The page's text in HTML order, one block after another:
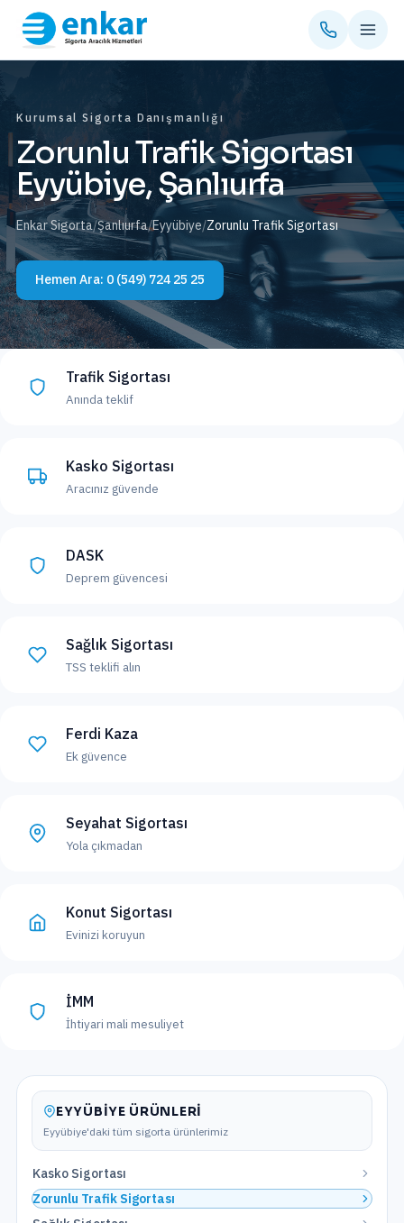
Kurumsal Sigorta Danışmanlığı
Zorunlu Trafik Sigortası
Eyyübiye, Şanlıurfa
Enkar Sigorta/Şanlıurfa/Eyyübiye/Zorunlu Trafik Sigortası
Hemen Ara: 0 (549) 724 25 25
Trafik Sigortası
Anında teklif
Kasko Sigortası
Aracınız güvende
DASK
Deprem güvencesi
Sağlık Sigortası
TSS teklifi alın
Ferdi Kaza
Ek güvence
Seyahat Sigortası
Yola çıkmadan
Konut Sigortası
Evinizi koruyun
İMM
İhtiyari mali mesuliyet
EYYÜBIYE ÜRÜNLERI
Eyyübiye'daki tüm sigorta ürünlerimiz
Kasko Sigortası
Zorunlu Trafik Sigortası